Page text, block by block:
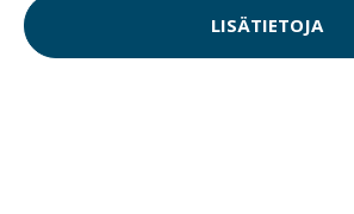
LISÄTIETOJA